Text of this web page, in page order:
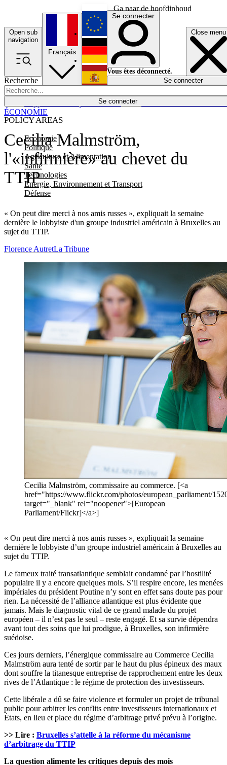
Ga naar de hoofdinhoud
Open sub
navigation
Close menu
Recherche
Se connecter
POLICY AREAS
Economie
Politique
Agriculture et Alimentation
Santé
Technologies
Energie, Environnement et Transport
Défense
Économie
Français
English
Deutsch
Español
Se connecter
Vous êtes déconnecté.
Se connecter
Cecilia Malmström,
l'«infirmière» au chevet du
TTIP
« On peut dire merci à nos amis russes », expliquait la semaine
dernière le lobbyiste d'un groupe industriel américain à Bruxelles au
sujet du TTIP.
ÉCONOMIE
Florence AutretLa Tribune
Cecilia Malmström, commissaire au commerce. [<a
href="https://www.flickr.com/photos/european_parliament/
target="_blank" rel="noopener">[European
Parliament/Flickr]</a>]
« On peut dire merci à nos amis russes », expliquait la semaine
dernière le lobbyiste d’un groupe industriel américain à Bruxelles au
sujet du TTIP.
Le fameux traité transatlantique semblait condamné par l’hostilité
populaire il y a encore quelques mois. S’il respire encore, les menées
impériales du président Poutine n’y sont en effet sans doute pas pour
rien. La nécessité de l’alliance atlantique est plus évidente que
jamais. Mais le diagnostic vital de ce grand malade du projet
européen – il n’est pas le seul – reste engagé. Et sa survie dépendra
avant tout des soins que lui prodigue, à Bruxelles, son infirmière
suédoise.
Ces jours derniers, l’énergique commissaire au Commerce Cecilia
Malmström aura tenté de sortir par le haut du plus épineux des maux
dont souffre la titanesque entreprise de rapprochement entre les deux
rives de l’Atlantique : le régime de protection des investisseurs.
Cette libérale a dû se faire violence et formuler un projet de tribunal
public pour arbitrer les conflits entre investisseurs internationaux et
États, en lieu et place du régime d’arbitrage privé prévu à l’origine.
>> Lire : Bruxelles s’attelle à la réforme du mécanisme
d’arbitrage du TTIP
La question alimente les critiques depuis des mois